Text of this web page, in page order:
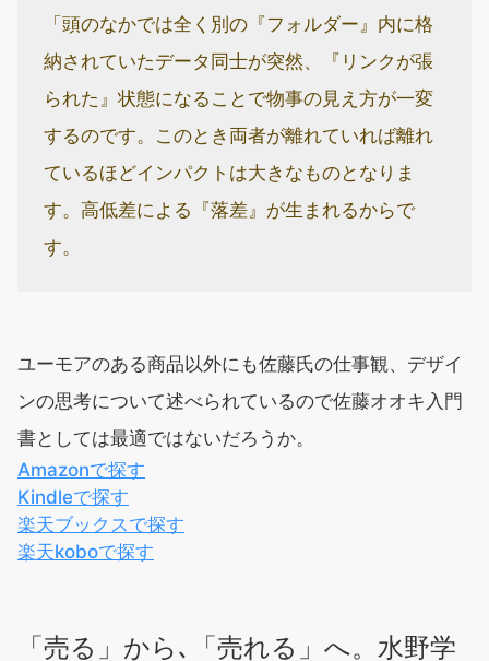
「頭のなかでは全く別の『フォルダー』内に格
納されていたデータ同士が突然、『リンクが張
られた』状態になることで物事の見え方が一変
するのです。このとき両者が離れていれば離れ
ているほどインパクトは大きなものとなりま
す。高低差による『落差』が生まれるからで
す。
ユーモアのある商品以外にも佐藤氏の仕事観、デザイ
ンの思考について述べられているので佐藤オオキ入門
書としては最適ではないだろうか。
Amazonで探す
Kindleで探す
楽天ブックスで探す
楽天koboで探す
「売る」から､「売れる」へ。水野学